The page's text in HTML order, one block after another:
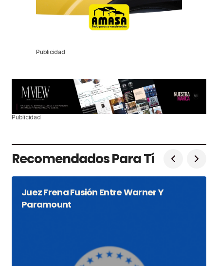
Publicidad
Publicidad
Recomendados Para Tí
Juez Frena Fusión Entre Warner Y
Paramount